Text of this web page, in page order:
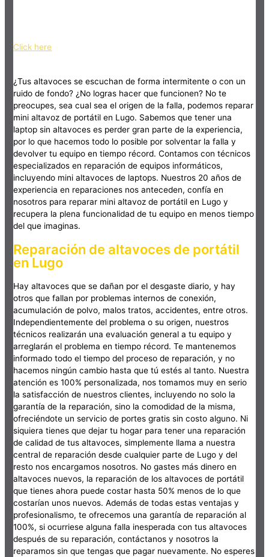
Click here
¿Tus altavoces se escuchan de forma intermitente o con un
ruido de fondo? ¿No logras hacer que funcionen? No te
preocupes, sea cual sea el origen de la falla, podemos reparar
mini altavoz de portátil en Lugo. Sabemos que tener una
laptop sin altavoces es perder gran parte de la experiencia,
por lo que hacemos todo lo posible por solventar la falla y
devolver tu equipo en tiempo récord. Contamos con técnicos
especializados en reparación de equipos informáticos,
incluyendo mini altavoces de laptops. Nuestros 20 años de
experiencia en reparaciones nos anteceden, confía en
nosotros para reparar mini altavoz de portátil en Lugo y
recupera la plena funcionalidad de tu equipo en menos tiempo
del que imaginas.
Reparación de altavoces de portátil
en Lugo
Hay altavoces que se dañan por el desgaste diario, y hay
otros que fallan por problemas internos de conexión,
acumulación de polvo, malos tratos, accidentes, entre otros.
Independientemente del problema o su origen, nuestros
técnicos realizarán una evaluación general a tu equipo y
arreglarán el problema en tiempo récord. Te mantenemos
informado todo el tiempo del proceso de reparación, y no
hacemos ningún cambio hasta que tú estés al tanto. Nuestra
atención es 100% personalizada, nos tomamos muy en serio
la satisfacción de nuestros clientes, incluyendo no solo la
garantía de la reparación, sino la comodidad de la misma,
ofreciéndote un servicio de portes gratis sin costo alguno. Ni
siquiera tienes que dejar tu hogar para tener una reparación
de calidad de tus altavoces, simplemente llama a nuestra
central de reparación desde cualquier parte de Lugo y del
resto nos encargamos nosotros. No gastes más dinero en
altavoces nuevos, la reparación de los altavoces de portátil
que tienes ahora puede costar hasta 50% menos de lo que
costarían unos nuevos. Además de todas estas ventajas y
profesionalismo, te ofrecemos una garantía de reparación al
100%, si ocurriese alguna falla inesperada con tus altavoces
después de su reparación, contáctanos y nosotros la
reparamos sin que tengas que pagar nuevamente. No esperes